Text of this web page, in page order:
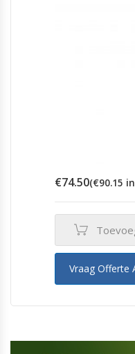
€74.50(€90.15
Vraag Offerte